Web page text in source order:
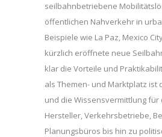
seilbahnbetriebene
öffentlichen Nahverkehr in
Beispiele wie La Paz, Mexico
kürzlich eröffnete neue
klar die Vorteile und
als Themen- und Marktplatz ist
und die Wissensvermittlung
Hersteller, Verkehrsbetriebe,
Planungsbüros bis hin zu